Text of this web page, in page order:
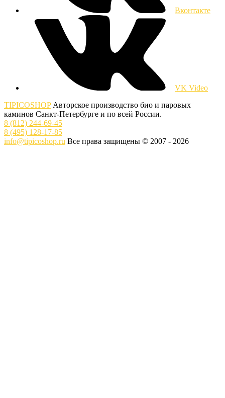
Вконтакте
VK Video
TIPICOSHOPАвторское производство био и паровых
каминов Санкт-Петербурге и по всей России.
8 (812) 244-69-45
8 (495) 128-17-85
info@tipicoshop.ru Все права защищены © 2007 - 2026